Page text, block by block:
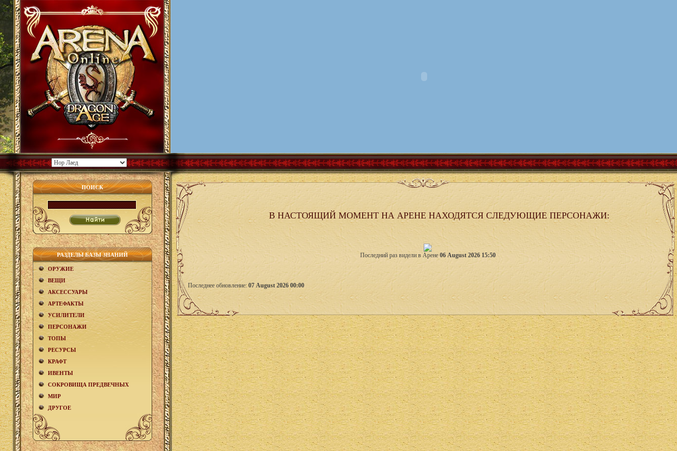
ПОИСК
РАЗДЕЛЫ БАЗЫ ЗНАНИЙ
ОРУЖИЕ
ВЕЩИ
АКCЕСCУАРЫ
АРТЕФАКТЫ
УСИЛИТЕЛИ
ПЕРСОНАЖИ
ТОПЫ
РЕСУРСЫ
КРАФТ
ИВЕНТЫ
СОКРОВИЩА ПРЕДВЕЧНЫХ
МИР
ДРУГОЕ
В НАСТОЯЩИЙ МОМЕНТ НА АРЕНЕ НАХОДЯТСЯ СЛЕДУЮЩИЕ ПЕРСОНАЖИ:
Последний раз видели в Арене 06 August 2026 15:50
Последнее обновление: 07 August 2026 00:00